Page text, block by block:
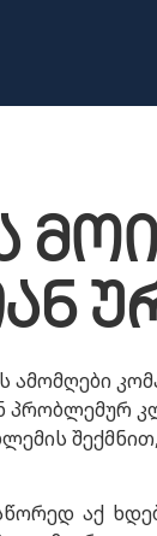
ამომღები
პრობლემურ
აქ